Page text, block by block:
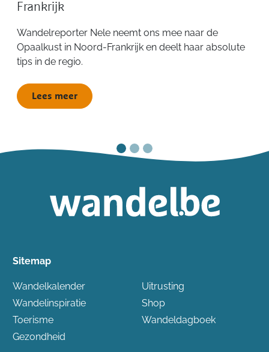
Frankrijk
Wandelreporter Nele neemt ons mee naar de
Opaalkust in Noord-Frankrijk en deelt haar absolute
tips in de regio.
Lees meer
Sitemap
Wandelkalender
Wandelinspiratie
Toerisme
Gezondheid
Uitrusting
Shop
Wandeldagboek